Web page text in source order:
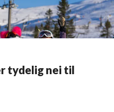
tydelig nei til